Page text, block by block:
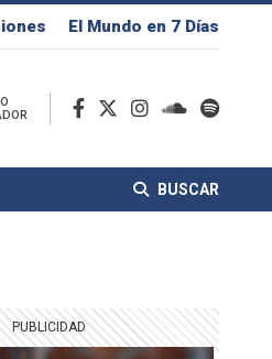
El Mundo en 7 Días
BUSCAR